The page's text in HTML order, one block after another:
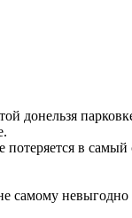
донельзя
потеряется в
самому невыгодно